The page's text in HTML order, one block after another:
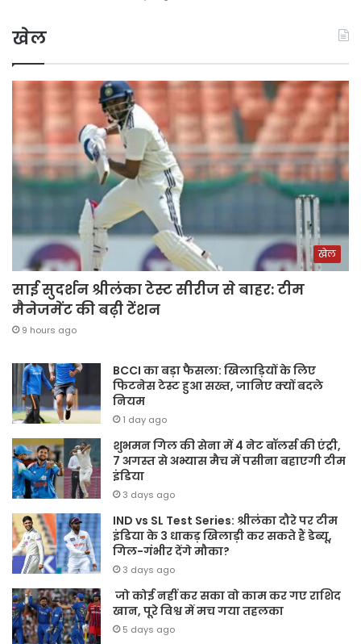
खेल
खेल
साई सुदर्शन श्रीलंका टेस्ट सीरीज से बाहर: टीम
मैनेजमेंट की बढ़ी टेंशन
9 hours ago
BCCI का बड़ा फैसला: खिलाड़ियों के लिए
फिटनेस टेस्ट हुआ सख्त, जानिए क्यों बदले
नियम
1 day ago
शुभमन गिल की सेना में 4 नेट बॉलर्स की एंट्री,
7 अगस्त से अभ्यास मैच में पसीना बहाएगी टीम
इंडिया
3 days ago
IND vs SL Test Series: श्रीलंका दौरे पर टीम
इंडिया के 3 धाकड़ खिलाड़ी कर सकते हैं डेब्यू,
गिल-गंभीर देंगे मौका?
3 days ago
जो कोई नहीं कर सका वो काम कर गए राशिद
खान, पूरे विश्व में मच गया तहलका
5 days ago